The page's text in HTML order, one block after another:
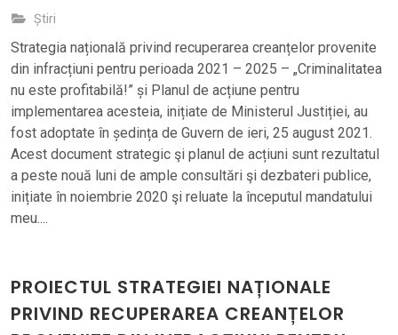
Știri
Strategia națională privind recuperarea creanțelor provenite
din infracțiuni pentru perioada 2021 – 2025 – „Criminalitatea
nu este profitabilă!” și Planul de acțiune pentru
implementarea acesteia, inițiate de Ministerul Justiției, au
fost adoptate în ședința de Guvern de ieri, 25 august 2021.
Acest document strategic şi planul de acțiuni sunt rezultatul
a peste nouă luni de ample consultări şi dezbateri publice,
inițiate în noiembrie 2020 şi reluate la începutul mandatului
meu....
PROIECTUL STRATEGIEI NAȚIONALE
PRIVIND RECUPERAREA CREANȚELOR